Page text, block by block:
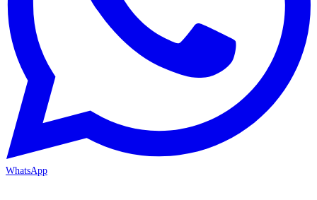
WhatsApp